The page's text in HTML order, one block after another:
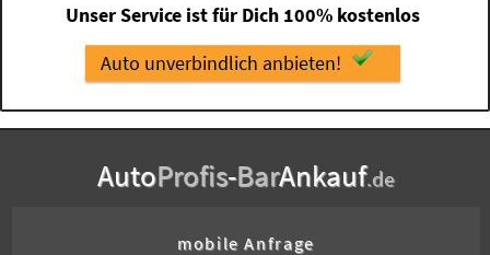
Unser Service ist für Dich 100% kostenlos
Auto unverbindlich anbieten!
AutoProfis-BarAnkauf.de
mobile Anfrage